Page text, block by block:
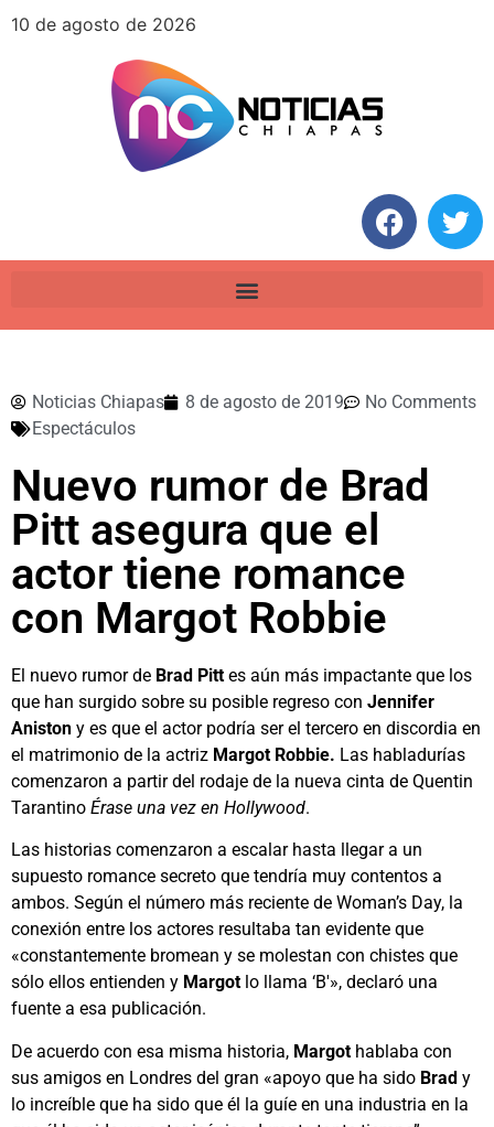
10 de agosto de 2026
Noticias Chiapas 8 de agosto de 2019
No Comments
Espectáculos
Nuevo rumor de Brad
Pitt asegura que el
actor tiene romance
con Margot Robbie
El nuevo rumor de Brad Pitt es aún más impactante que los
que han surgido sobre su posible regreso con Jennifer
Aniston y es que el actor podría ser el tercero en discordia en
el matrimonio de la actriz Margot Robbie. Las habladurías
comenzaron a partir del rodaje de la nueva cinta de Quentin
Tarantino Érase una vez en Hollywood.
Las historias comenzaron a escalar hasta llegar a un
supuesto romance secreto que tendría muy contentos a
ambos. Según el número más reciente de Woman’s Day, la
conexión entre los actores resultaba tan evidente que
«constantemente bromean y se molestan con chistes que
sólo ellos entienden y Margot lo llama ‘B'», declaró una
fuente a esa publicación.
De acuerdo con esa misma historia, Margot hablaba con
sus amigos en Londres del gran «apoyo que ha sido Brad y
lo increíble que ha sido que él la guíe en una industria en la